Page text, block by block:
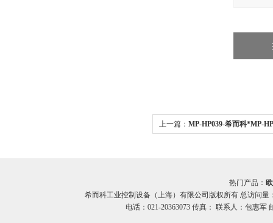
上一篇： MP-HP039-希而科*MP-
热门产品：
希而科工业控制设备（上海）有限公司版权所有 总访问量
电话：021-20363073 传真： 联系人：包惠军